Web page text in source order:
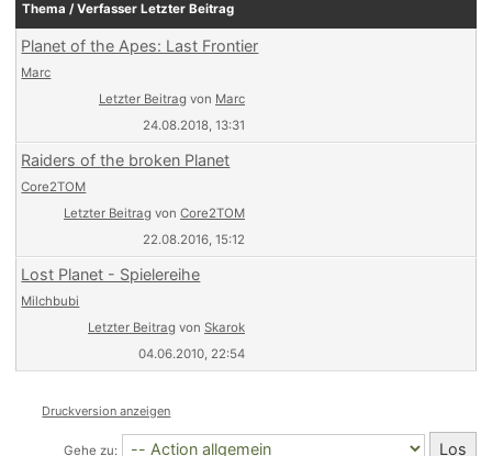
Thema / Verfasser Letzter Beitrag
Planet of the Apes: Last Frontier
Marc
Letzter Beitrag von Marc
24.08.2018, 13:31
Raiders of the broken Planet
Core2TOM
Letzter Beitrag von Core2TOM
22.08.2016, 15:12
Lost Planet - Spielereihe
Milchbubi
Letzter Beitrag von Skarok
04.06.2010, 22:54
Druckversion anzeigen
Gehe zu: